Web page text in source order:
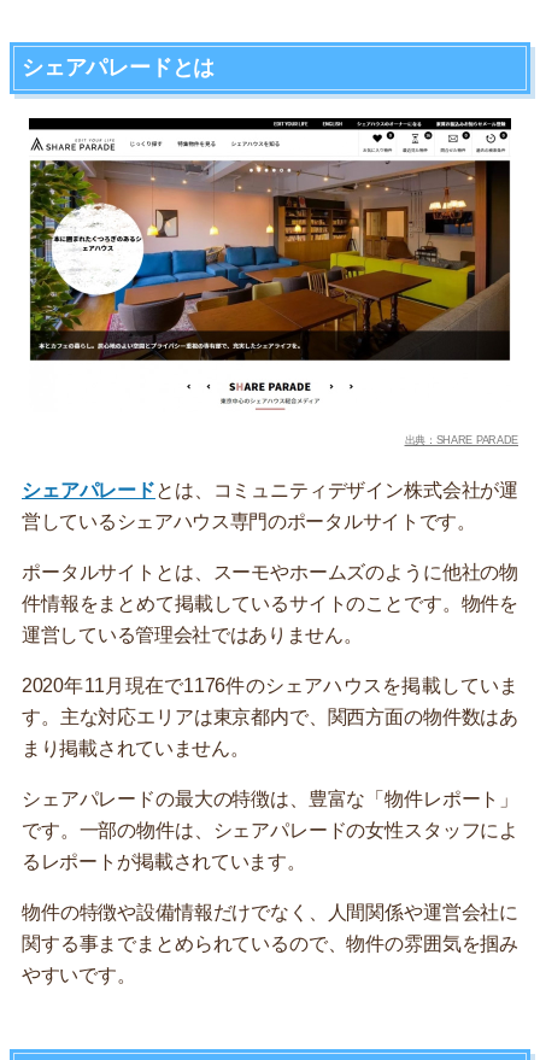
シェアパレードとは
出典：SHARE PARADE
シェアパレードとは、コミュニティデザイン株式会社が運
営しているシェアハウス専門のポータルサイトです。
ポータルサイトとは、スーモやホームズのように他社の物
件情報をまとめて掲載しているサイトのことです。物件を
運営している管理会社ではありません。
2020年11月現在で1176件のシェアハウスを掲載していま
す。主な対応エリアは東京都内で、関西方面の物件数はあ
まり掲載されていません。
シェアパレードの最大の特徴は、豊富な「物件レポート」
です。一部の物件は、シェアパレードの女性スタッフによ
るレポートが掲載されています。
物件の特徴や設備情報だけでなく、人間関係や運営会社に
関する事までまとめられているので、物件の雰囲気を掴み
やすいです。